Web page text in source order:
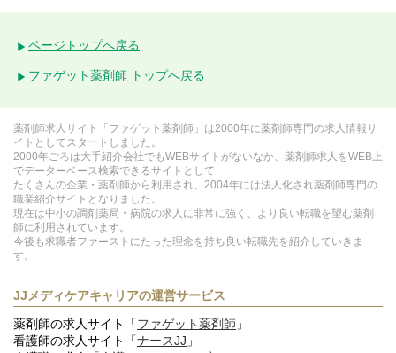
ページトップへ戻る
ファゲット薬剤師 トップへ戻る
薬剤師求人サイト「ファゲット薬剤師」は2000年に薬剤師専門の求人情報サ
イトとしてスタートしました。
2000年ごろは大手紹介会社でもWEBサイトがないなか、薬剤師求人をWEB上
でデーターベース検索できるサイトとして
たくさんの企業・薬剤師から利用され、2004年には法人化され薬剤師専門の
職業紹介サイトとなりました。
現在は中小の調剤薬局・病院の求人に非常に強く、より良い転職を望む薬剤
師に利用されています。
今後も求職者ファーストにたった理念を持ち良い転職先を紹介していきま
す。
JJメディケアキャリアの運営サービス
薬剤師の求人サイト「ファゲット薬剤師 」
看護師の求人サイト「ナースJJ 」